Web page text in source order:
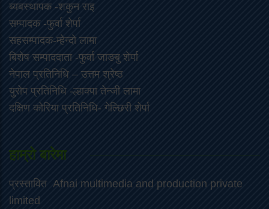
ब्यबस्थापक -शकुन राइ
सम्पादक -फुर्वा शेर्पा
सहसम्पादक-म्हेन्दो लामा
‍बिशेष सम्पाददाता -फुर्वा जा‌ङबु शेर्पा
नेपाल प्रतिनिधि – उत्तम श्रेष्ठ
युरोप प्रतिनिधि -ल्हाक्पा तेन्जी लामा
दक्षिण कोरिया प्रतिनिधि- गेल्छिरी शेर्पा
हाम्रो बारेमा
प्रस्तावित Afnai multimedia and production private
limited